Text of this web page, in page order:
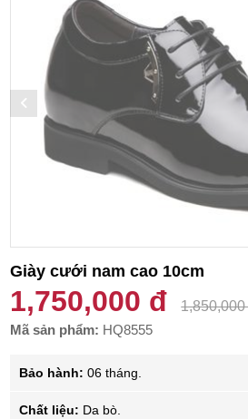
Giày cưới nam cao 10cm
1,750,000 đ
1,850,000
Mã sản phẩm: HQ8555
Bảo hành: 06 tháng.
Chất liệu: Da bò.